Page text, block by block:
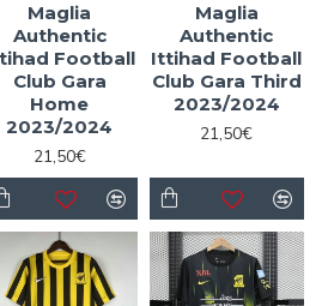
Maglia
Authentic
Football
Club Gara
Home
2023/2024
21,50€
Maglia
Authentic
Ittihad Football
Club Gara Third
2023/2024
21,50€